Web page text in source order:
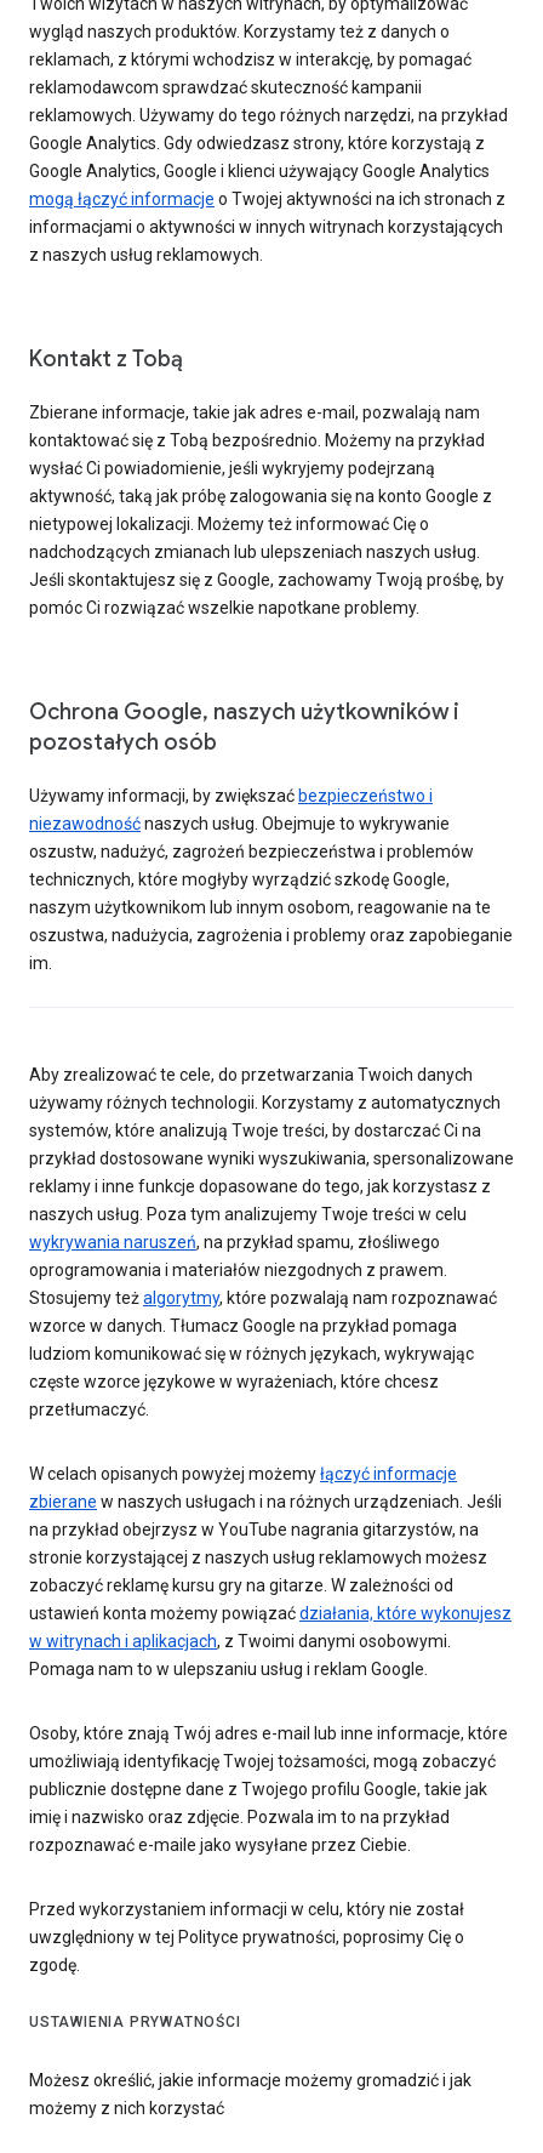
wygląd naszych produktów. Korzystamy też z danych o
reklamach, z którymi wchodzisz w interakcję, by pomagać
reklamodawcom sprawdzać skuteczność kampanii
reklamowych. Używamy do tego różnych narzędzi, na przykład
Google Analytics. Gdy odwiedzasz strony, które korzystają z
Google Analytics, Google i klienci używający Google Analytics
mogą łączyć informacje o Twojej aktywności na ich stronach z
informacjami o aktywności w innych witrynach korzystających
z naszych usług reklamowych.
Kontakt z Tobą
Zbierane informacje, takie jak adres e-mail, pozwalają nam
kontaktować się z Tobą bezpośrednio. Możemy na przykład
wysłać Ci powiadomienie, jeśli wykryjemy podejrzaną
aktywność, taką jak próbę zalogowania się na konto Google z
nietypowej lokalizacji. Możemy też informować Cię o
nadchodzących zmianach lub ulepszeniach naszych usług.
Jeśli skontaktujesz się z Google, zachowamy Twoją prośbę, by
pomóc Ci rozwiązać wszelkie napotkane problemy.
Ochrona Google, naszych użytkowników i
pozostałych osób
Używamy informacji, by zwiększać bezpieczeństwo i
niezawodnośćnaszych usług. Obejmuje to wykrywanie
oszustw, nadużyć, zagrożeń bezpieczeństwa i problemów
technicznych, które mogłyby wyrządzić szkodę Google,
naszym użytkownikom lub innym osobom, reagowanie na te
oszustwa, nadużycia, zagrożenia i problemy oraz zapobieganie
im.
Aby zrealizować te cele, do przetwarzania Twoich danych
używamy różnych technologii. Korzystamy z automatycznych
systemów, które analizują Twoje treści, by dostarczać Ci na
przykład dostosowane wyniki wyszukiwania, spersonalizowane
reklamy i inne funkcje dopasowane do tego, jak korzystasz z
naszych usług. Poza tym analizujemy Twoje treści w celu
wykrywania naruszeń, na przykład spamu, złośliwego
oprogramowania i materiałów niezgodnych z prawem.
Stosujemy teżalgorytmy, które pozwalają nam rozpoznawać
wzorce w danych. Tłumacz Google na przykład pomaga
ludziom komunikować się w różnych językach, wykrywając
częste wzorce językowe w wyrażeniach, które chcesz
przetłumaczyć.
W celach opisanych powyżej możemyłączyć informacje
zbierane w naszych usługach i na różnych urządzeniach. Jeśli
na przykład obejrzysz w YouTube nagrania gitarzystów, na
stronie korzystającej z naszych usług reklamowych możesz
zobaczyć reklamę kursu gry na gitarze. W zależności od
ustawień konta możemy powiązaćdziałania, które wykonujesz
w witrynach i aplikacjach, z Twoimi danymi osobowymi.
Pomaga nam to w ulepszaniu usług i reklam Google.
Osoby, które znają Twój adres e-mail lub inne informacje, które
umożliwiają identyfikację Twojej tożsamości, mogą zobaczyć
publicznie dostępne dane z Twojego profilu Google, takie jak
imię i nazwisko oraz zdjęcie. Pozwala im to na przykład
rozpoznawać e-maile jako wysyłane przez Ciebie.
Przed wykorzystaniem informacji w celu, który nie został
uwzględniony w tej Polityce prywatności, poprosimy Cię o
zgodę.
USTAWIENIA PRYWATNOŚCI
Możesz określić, jakie informacje możemy gromadzić i jak
możemy z nich korzystać